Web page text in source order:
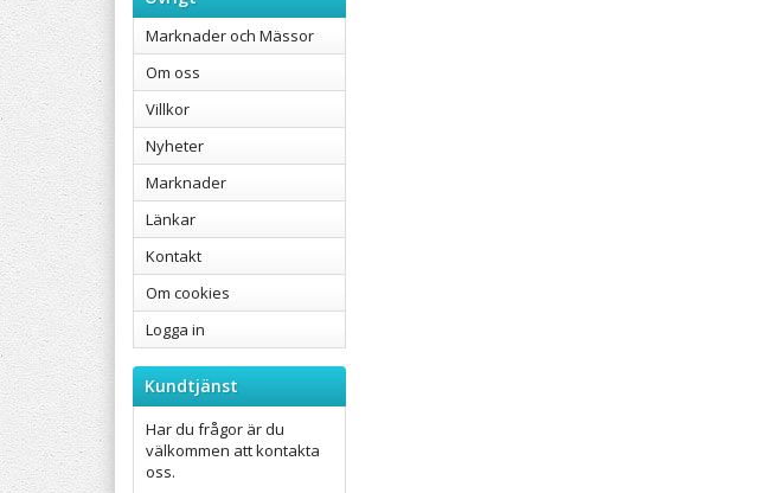
Marknader och Mässor
Om oss
Villkor
Nyheter
Marknader
Länkar
Kontakt
Om cookies
Logga in
Kundtjänst
Har du frågor är du
välkommen att kontakta
oss.